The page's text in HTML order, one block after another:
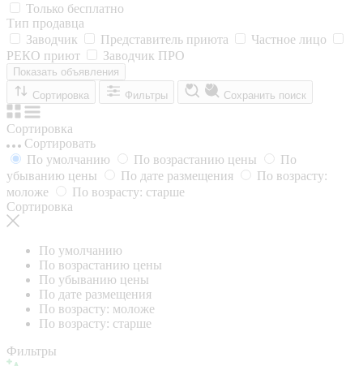
Только бесплатно
Тип продавца
Заводчик
Представитель приюта
Частное лицо
РЕКО приют
Заводчик ПРО
Показать объявления
Сортировка
Фильтры Сохранить поиск
Сортировка
Сортировать
По умолчанию
По возрастанию цены
По
убыванию цены
По дате размещения
По возрасту:
моложе
По возрасту: старше
Сортировка
По умолчанию
По возрастанию цены
По убыванию цены
По дате размещения
По возрасту: моложе
По возрасту: старше
Фильтры